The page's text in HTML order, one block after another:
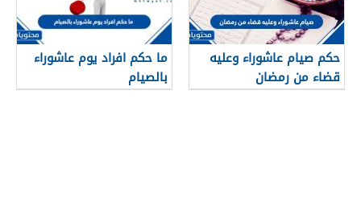
حكم صيام عاشوراء وعليه
قضاء من رمضان
ما حكم افراد يوم عاشوراء
بالصيام